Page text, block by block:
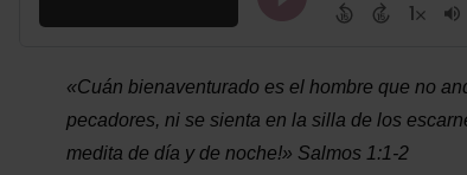
«Cuán bienaventurado es el hombre que no
pecadores, ni se sienta en la silla de los
medita de día y de noche!» Salmos 1:1-2